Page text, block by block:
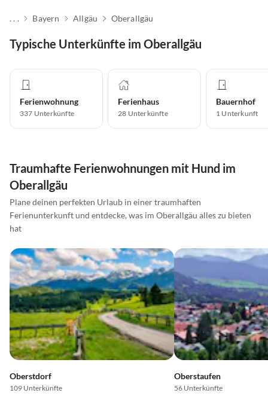
. . . Bayern Allgäu Oberallgäu
Typische Unterkünfte im Oberallgäu
Ferienwohnung
337 Unterkünfte
Ferienhaus
28 Unterkünfte
Bauernhof
1 Unterkunft
Traumhafte Ferienwohnungen mit Hund im
Oberallgäu
Plane deinen perfekten Urlaub in einer traumhaften
Ferienunterkunft und entdecke, was im Oberallgäu alles zu bieten
hat
Oberstdorf
109 Unterkünfte
Oberstaufen
56 Unterkünfte